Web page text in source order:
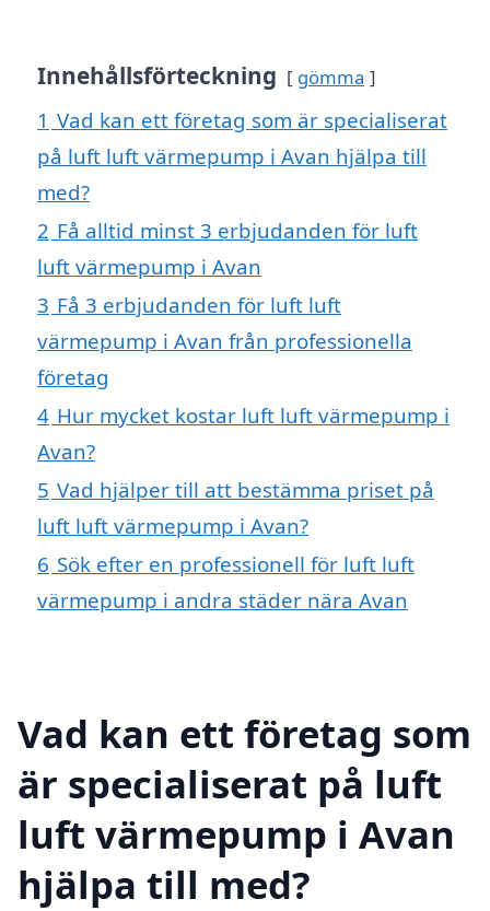
Innehållsförteckning gömma
1 Vad kan ett företag som är specialiserat
på luft luft värmepump i Avan hjälpa till
med?
2 Få alltid minst 3 erbjudanden för luft
luft värmepump i Avan
3 Få 3 erbjudanden för luft luft
värmepump i Avan från professionella
företag
4 Hur mycket kostar luft luft värmepump i
Avan?
5 Vad hjälper till att bestämma priset på
luft luft värmepump i Avan?
6 Sök efter en professionell för luft luft
värmepump i andra städer nära Avan
Vad kan ett företag som
är specialiserat på luft
luft värmepump i Avan
hjälpa till med?